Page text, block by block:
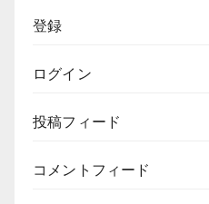
登録
ログイン
投稿フィード
コメントフィード